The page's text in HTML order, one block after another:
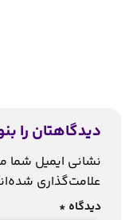
دیدگاهتان را
نشانی ایمیل شما
علامت‌گذاری
دیدگاه *